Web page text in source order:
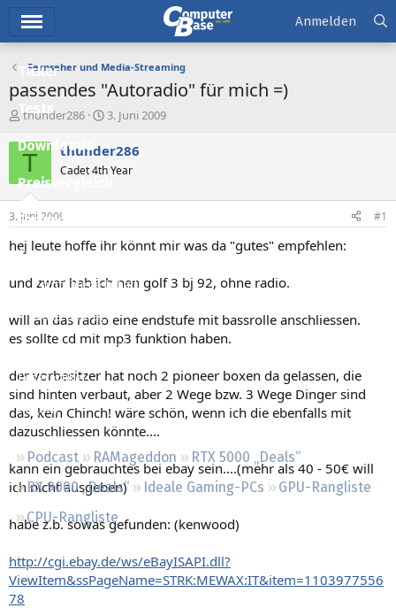
Ticker
Tests
Downloads
Preisvergleich
Forum
Aktuelles
Empfohlene Inhalte
Neue Beiträge
Neueste Aktivitäten
Leserartikel
Regeln
Podcast RAMageddon
RTX 5000 „Deals“
RX 9000 „Deals“
Ideale Gaming-PCs
GPU-Rangliste
CPU-Rangliste
Anmelden
Fernseher und Media-Streaming
passendes "Autoradio" für mich =)
E
s
e
e
r
thunder286
E
s
e
t
a
3. Juni 2009
T thunder286
Cadet 4th Year
3. Juni 2009 #1
hej leute hoffe ihr könnt mir was da "gutes" empfehlen:
und zwar hab ich nen golf 3 bj 92, ohne radio.
will an das radio eine endstufe mit bassrolle anschliessen.
es sollte cd mit mp3 funktion haben.
der vorbesitzer hat noch 2 pioneer boxen da gelassen, die
sind hinten verbaut, aber 2 Wege bzw. 3 Wege Dinger sind
das, kein Chinch! wäre schön, wenn ich die ebenfalls mit
dazuschliessen könnte....
kann ein gebrauchtes bei ebay sein....(mehr als 40 - 50€ will
ich nicht ausgeben)
habe z.b. sowas gefunden: (kenwood)
http://cgi.ebay.de/ws/eBayISAPI.dll?
ViewItem&ssPageName=STRK:MEWAX:IT&item=1103977556
78